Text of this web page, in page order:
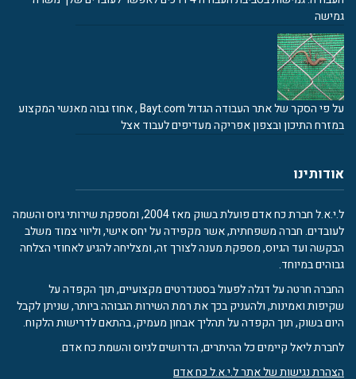
גמישה
על פי הסקר של אתר העבודה הגדול Bayt.com , אחוז גבוה מאנשי המקצוע
במזרח התיכון ובצפון אפריקה מעדיפים לעבוד אצל
אודותינו
ל.י.א.ל חברת כח אדם פועלת בשוק מאז 2004, ומספקת שירותי גיוס והשמה
לעובדים. חברה משפחתית, אשר מקפידה על יחס אישי, וליווי צמוד משלב
הבקשה ועד הגיוס, מספקת מענה לצורך זה, ומצליחה להגיע לאחוזי הצלחה
גבוהים במיוחד.
החברה חרטה על דגלה לפעול בסטנדרטים מקצועיים, תוך הקפדה על
שקיפות ואמינות, ולהעניק בכך את רמת השירות הגבוהה ביותר, שניתן לקבל
היום בשוק, תוך הקפדה על תהליך אבחון מעמיק, בהתאם לדרישות הלקוח.
לחברת ליאל קיימים כל ההיתרים, הדרושים לגיוס והשמת כח אדם.
הצהרת נגישות של אתר ל.י.א.ל כח אדם